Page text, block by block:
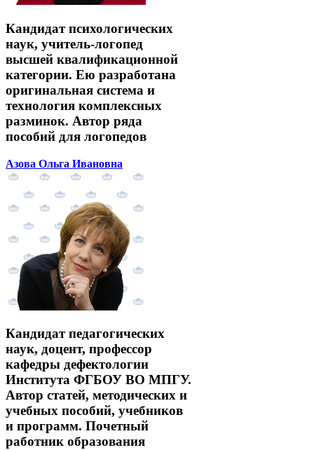
Кандидат психологических
наук, учитель-логопед
высшей квалификационной
категории. Ею разработана
оригинальная система и
технология комплексных
разминок. Автор ряда
пособий для логопедов
Азова Ольга Ивановна
Кандидат педагогических
наук, доцент, профессор
кафедры дефектологии
Института ФГБОУ ВО МПГУ.
Автор статей, методических и
учебных пособий, учебников
и программ. Почетный
работник образования